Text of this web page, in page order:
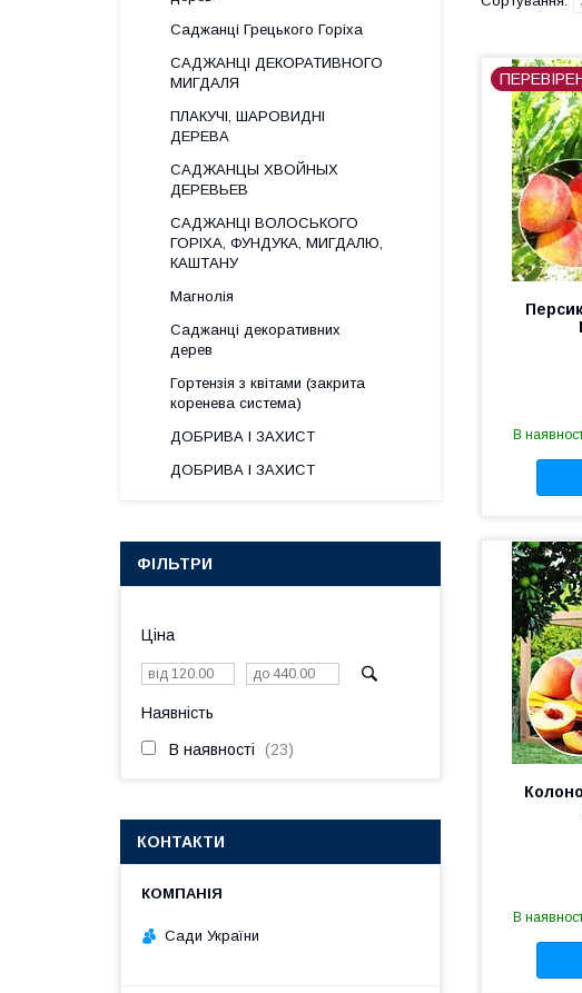
В
В
Саджанці Грецького Горіха
САДЖАНЦІ ДЕКОРАТИВНОГО
МИГДАЛЯ
ПЛАКУЧІ, ШАРОВИДНІ
ДЕРЕВА
САДЖАНЦЫ ХВОЙНЫХ
ДЕРЕВЬЕВ
САДЖАНЦІ ВОЛОСЬКОГО
ГОРІХА, ФУНДУКА, МИГДАЛЮ,
КАШТАНУ
Магнолія
Саджанці декоративних
дерев
Гортензія з квітами (закрита
коренева система)
ДОБРИВА І ЗАХИСТ
ДОБРИВА І ЗАХИСТ
ФІЛЬТРИ
Ціна
Наявність
В наявності 23
КОНТАКТИ
Сади України